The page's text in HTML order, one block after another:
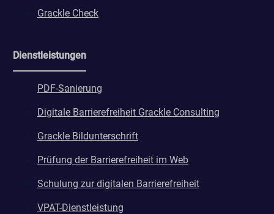
Grackle Check
Dienstleistungen
PDF-Sanierung
Digitale Barrierefreiheit Grackle Consulting
Grackle Bildunterschrift
Prüfung der Barrierefreiheit im Web
Schulung zur digitalen Barrierefreiheit
VPAT-Dienstleistung